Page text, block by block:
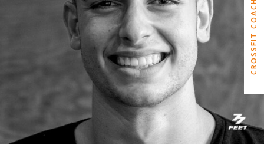
CROSSFIT COACH
CROSSFIT COACH